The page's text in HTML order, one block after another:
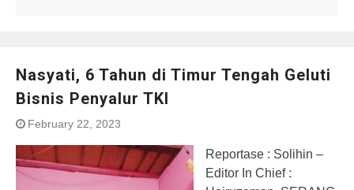
Nasyati, 6 Tahun di Timur Tengah Geluti
Bisnis Penyalur TKI
February 22, 2023
Reportase : Solihin –
Editor In Chief :